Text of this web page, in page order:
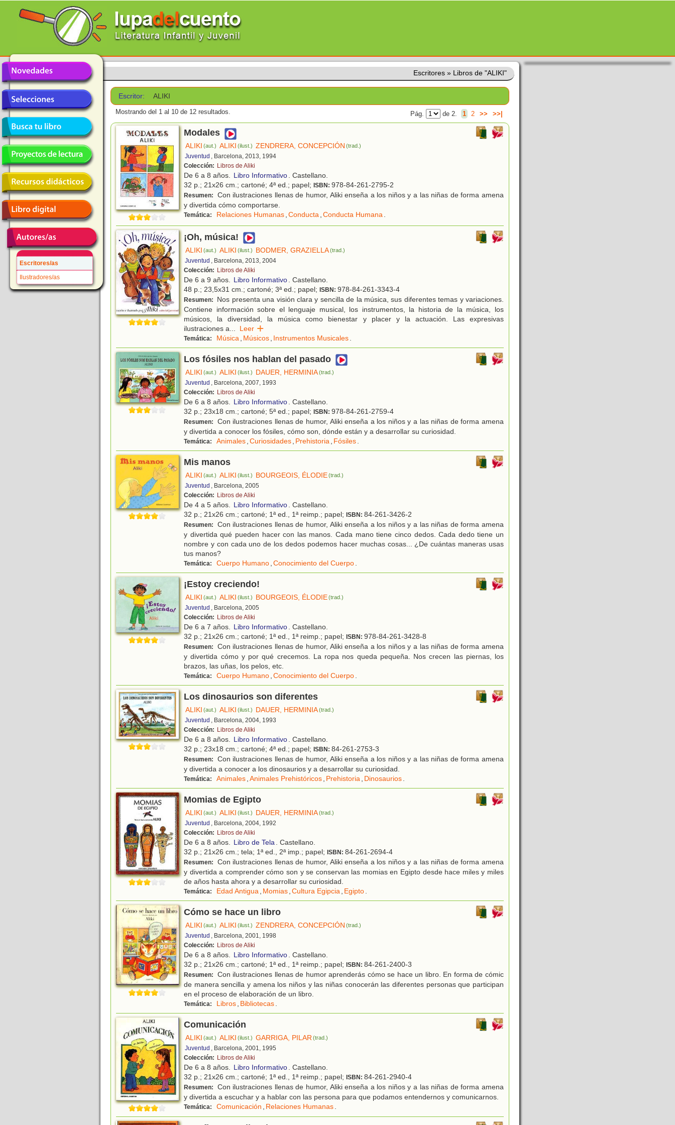
Escritores/as
Ilustradores/as
Escritores » Libros de "ALIKI"
Escritor: ALIKI
Mostrando del 1 al 10 de 12 resultados. Pág. de 2. 1 2 >> >>|
Modales
ALIKI (aut.) ALIKI (ilust.) ZENDRERA, CONCEPCIÓN (trad.)
Juventud , Barcelona, 2013, 1994
Colección: Libros de Aliki
De 6 a 8 años. Libro Informativo. Castellano.
32 p.; 21x26 cm.; cartoné; 4ª ed.; papel; ISBN: 978-84-261-2795-2
Resumen:
Con ilustraciones llenas de humor, Aliki enseña a los niños y a las niñas de forma amena
y divertida cómo comportarse.
Temática: Relaciones Humanas,Conducta,Conducta Humana.
¡Oh, música!
ALIKI (aut.) ALIKI (ilust.) BODMER, GRAZIELLA(trad.)
Juventud , Barcelona, 2013, 2004
Colección: Libros de Aliki
De 6 a 9 años. Libro Informativo. Castellano.
48 p.; 23,5x31 cm.; cartoné; 3ª ed.; papel; ISBN: 978-84-261-3343-4
Resumen:
Nos presenta una visión clara y sencilla de la música, sus diferentes temas y variaciones.
Contiene información sobre el lenguaje musical, los instrumentos, la historia de la música, los
músicos, la diversidad, la música como bienestar y placer y la actuación. Las expresivas
ilustraciones a... Leer
Temática: Música, Músicos, Instrumentos Musicales.
Los fósiles nos hablan del pasado
ALIKI (aut.) ALIKI (ilust.) DAUER, HERMINIA(trad.)
Juventud , Barcelona, 2007, 1993
Colección: Libros de Aliki
De 6 a 8 años. Libro Informativo. Castellano.
32 p.; 23x18 cm.; cartoné; 5ª ed.; papel; ISBN: 978-84-261-2759-4
Resumen:
Con ilustraciones llenas de humor, Aliki enseña a los niños y a las niñas de forma amena
y divertida a conocer los fósiles, cómo son, dónde están y a desarrollar su curiosidad.
Temática: Animales,Curiosidades, Prehistoria, Fósiles.
Mis manos
ALIKI (aut.) ALIKI (ilust.) BOURGEOIS, ÉLODIE (trad.)
Juventud , Barcelona, 2005
Colección: Libros de Aliki
De 4 a 5 años. Libro Informativo. Castellano.
32 p.; 21x26 cm.; cartoné; 1ª ed., 1ª reimp.; papel; ISBN: 84-261-3426-2
Resumen:
Con ilustraciones llenas de humor, Aliki enseña a los niños y a las niñas de forma amena
y divertida qué pueden hacer con las manos. Cada mano tiene cinco dedos. Cada dedo tiene un
nombre y con cada uno de los dedos podemos hacer muchas cosas... ¿De cuántas maneras usas
tus manos?
Temática: Cuerpo Humano,Conocimiento del Cuerpo.
¡Estoy creciendo!
ALIKI (aut.) ALIKI (ilust.) BOURGEOIS, ÉLODIE (trad.)
Juventud , Barcelona, 2005
Colección: Libros de Aliki
De 6 a 7 años. Libro Informativo. Castellano.
32 p.; 21x26 cm.; cartoné; 1ª ed., 1ª reimp.; papel; ISBN: 978-84-261-3428-8
Resumen:
Con ilustraciones llenas de humor, Aliki enseña a los niños y a las niñas de forma amena
y divertida cómo y por qué crecemos. La ropa nos queda pequeña. Nos crecen las piernas, los
brazos, las uñas, los pelos, etc.
Temática: Cuerpo Humano,Conocimiento del Cuerpo.
Los dinosaurios son diferentes
ALIKI (aut.) ALIKI (ilust.) DAUER, HERMINIA(trad.)
Juventud , Barcelona, 2004, 1993
Colección: Libros de Aliki
De 6 a 8 años. Libro Informativo. Castellano.
32 p.; 23x18 cm.; cartoné; 4ª ed.; papel; ISBN: 84-261-2753-3
Resumen:
Con ilustraciones llenas de humor, Aliki enseña a los niños y a las niñas de forma amena
y divertida a conocer a los dinosaurios y a desarrollar su curiosidad.
Temática: Animales,Animales Prehistóricos, Prehistoria, Dinosaurios.
Momias de Egipto
ALIKI (aut.) ALIKI (ilust.) DAUER, HERMINIA(trad.)
Juventud , Barcelona, 2004, 1992
Colección: Libros de Aliki
De 6 a 8 años. Libro de Tela. Castellano.
32 p.; 21x26 cm.; tela; 1ª ed., 2ª imp.; papel; ISBN: 84-261-2694-4
Resumen:
Con ilustraciones llenas de humor, Aliki enseña a los niños y a las niñas de forma amena
y divertida a comprender cómo son y se conservan las momias en Egipto desde hace miles y miles
de años hasta ahora y a desarrollar su curiosidad.
Temática: Edad Antigua, Momias,Cultura Egipcia, Egipto.
Cómo se hace un libro
ALIKI (aut.) ALIKI (ilust.) ZENDRERA, CONCEPCIÓN (trad.)
Juventud , Barcelona, 2001, 1998
Colección: Libros de Aliki
De 6 a 8 años. Libro Informativo. Castellano.
32 p.; 21x26 cm.; cartoné; 1ª ed., 1ª reimp.; papel; ISBN: 84-261-2400-3
Resumen:
Con ilustraciones llenas de humor aprenderás cómo se hace un libro. En forma de cómic
de manera sencilla y amena los niños y las niñas conocerán las diferentes personas que participan
en el proceso de elaboración de un libro.
Temática: Libros, Bibliotecas.
Comunicación
ALIKI (aut.) ALIKI (ilust.) GARRIGA, PILAR (trad.)
Juventud , Barcelona, 2001, 1995
Colección: Libros de Aliki
De 6 a 8 años. Libro Informativo. Castellano.
32 p.; 21x26 cm.; cartoné; 1ª ed., 1ª reimp.; papel; ISBN: 84-261-2940-4
Resumen:
Con ilustraciones llenas de humor, Aliki enseña a los niños y a las niñas de forma amena
y divertida a escuchar y a hablar con las persona para que podamos entendernos y comunicarnos.
Temática: Comunicación , Relaciones Humanas.